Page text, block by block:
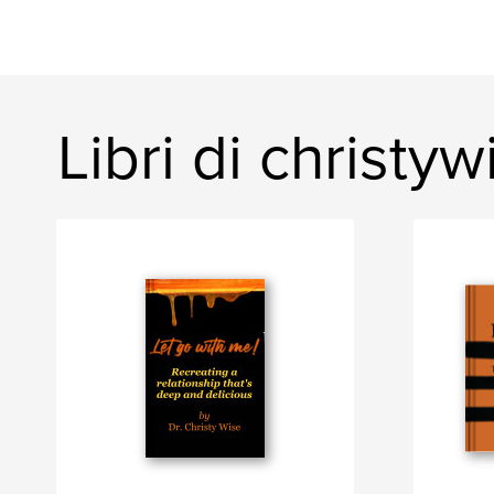
Libri di